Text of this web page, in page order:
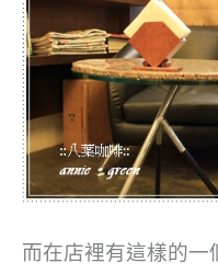
而在店裡有這樣的一